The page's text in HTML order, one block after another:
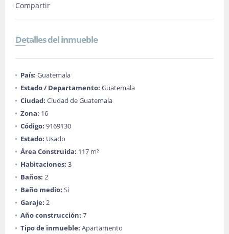
Compartir
Detalles del inmueble
País: Guatemala
Estado / Departamento: Guatemala
Ciudad: Ciudad de Guatemala
Zona: 16
Código: 9169130
Estado: Usado
Área Construida: 117 m²
Habitaciones: 3
Baños: 2
Baño medio: Si
Garaje: 2
Año construcción: 7
Tipo de inmueble: Apartamento